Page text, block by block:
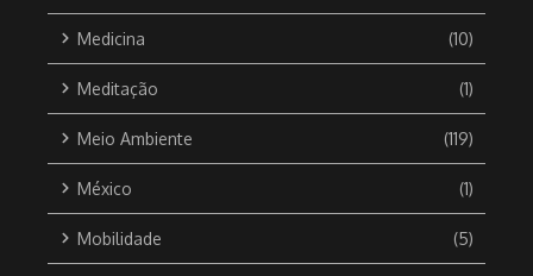
Medicina (10)
Meditação (1)
Meio Ambiente (119)
México (1)
Mobilidade (5)